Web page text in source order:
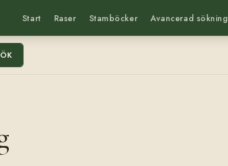
Start Raser Stamböcker Avancerad sökning